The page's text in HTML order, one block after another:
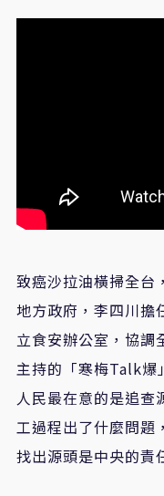
致癌沙拉油橫掃全台
地方政府，李四川擔
立食安辦公室，協調
主持的「寒梅Talk爆
人民最在意的是追查
工過程出了什麼問題
找出源頭是中央的責